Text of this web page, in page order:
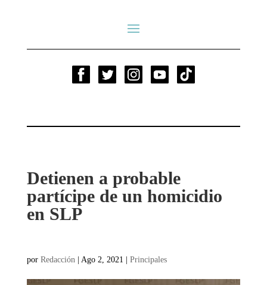
Detienen a probable
partícipe de un homicidio
en SLP
por Redacción | Ago 2, 2021 | Principales